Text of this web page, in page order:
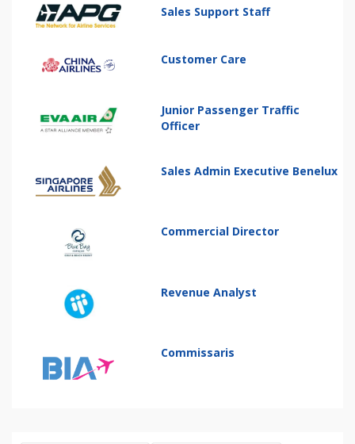
Sales Support Staff
Customer Care
Junior Passenger Traffic
Officer
Sales Admin Executive Benelux
Commercial Director
Revenue Analyst
Commissaris